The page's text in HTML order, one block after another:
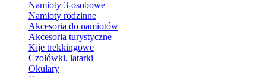
Namioty 3-osobowe
Namioty rodzinne
Akcesoria do namiotów
Akcesoria turystyczne
Kije trekkingowe
Czołówki, latarki
Okulary